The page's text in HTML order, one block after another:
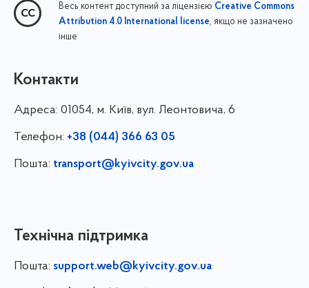
Весь контент доступний за ліцензією Creative Commons
Attribution 4.0 International license, якщо не зазначено
інше
Контакти
Адреса: 01054, м. Київ, вул. Леонтовича, 6
Телефон: +38 (044) 366 63 05
Пошта: transport@kyivcity.gov.ua
Технічна підтримка
Пошта: support.web@kyivcity.gov.ua